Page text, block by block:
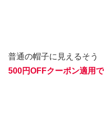
普通の帽子に見えるそう
500円OFFクーポン適用